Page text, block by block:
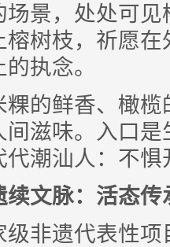
场景，处处可
榕树枝，祈愿
执念。
鲜香、橄榄
间滋味。入口
代潮汕人：不
续文脉：活态
遗代表性项